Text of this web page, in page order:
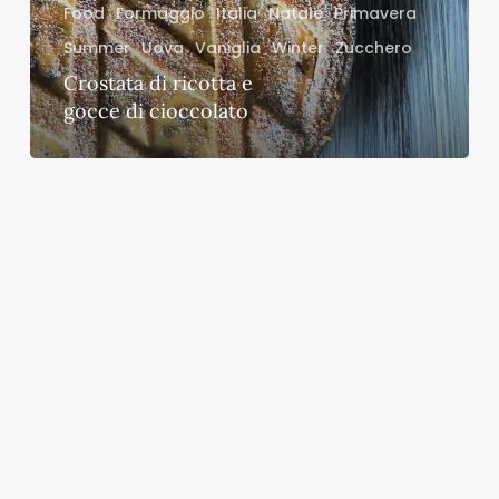
cioccolato
Food Formaggio Italia Natale Primavera
Summer Uova Vaniglia Winter Zucchero
Crostata di ricotta e
gocce di cioccolato